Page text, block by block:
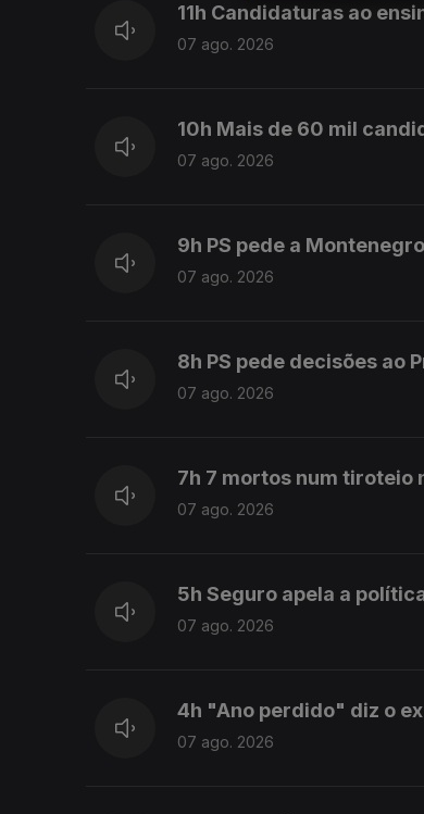
11h Candidaturas ao
07 ago. 2026
10h Mais de 60 mil
07 ago. 2026
9h PS pede a
07 ago. 2026
8h PS pede decisões ao
07 ago. 2026
7h 7 mortos num tiroteio
07 ago. 2026
5h Seguro apela a
07 ago. 2026
4h "Ano perdido" diz o
07 ago. 2026